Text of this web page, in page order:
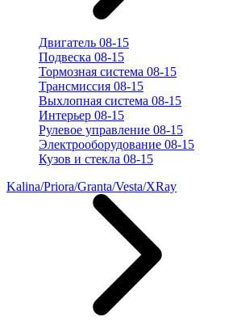
Двигатель 08-15
Подвеска 08-15
Тормозная система 08-15
Трансмиссия 08-15
Выхлопная система 08-15
Интерьер 08-15
Рулевое управление 08-15
Электрооборудование 08-15
Кузов и стекла 08-15
Kalina/Priora/Granta/Vesta/XRay